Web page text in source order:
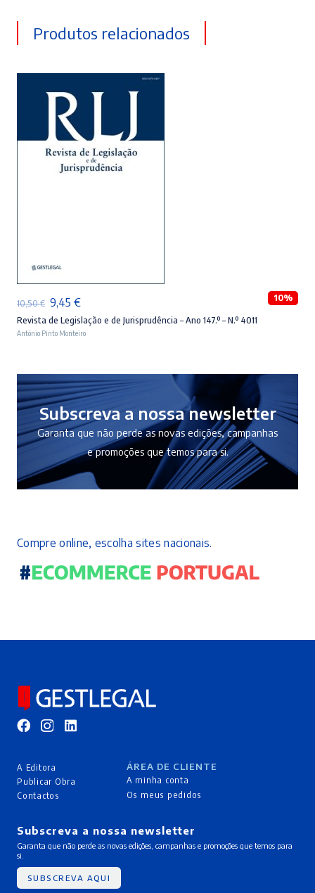
Produtos relacionados
10,50€ O
preço
original
10,50 €.
9,45 €O
preço
atual
9,45 €.
10%
Revista de Legislação e de Jurisprudência – Ano 147.º – N.º 4011
António Pinto Monteiro
Subscreva a nossa newsletter
Garanta que não perde as novas edições, campanhas
e promoções que temos para si.
Compre online, escolha sites nacionais.
A Editora
Publicar Obra
Contactos
ÁREA DE CLIENTE
A minha conta
Os meus pedidos
Subscreva a nossa newsletter
Garanta que não perde as novas edições, campanhas e promoções que temos para
si.
SUBSCREVA AQUI